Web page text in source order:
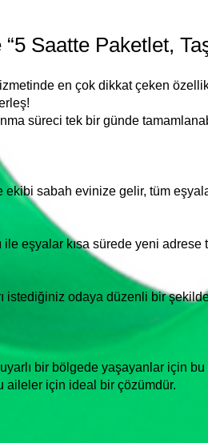
“5 Saatte Paketlet,
en çok dikkat çeken
süreci tek bir günde
sabah evinize gelir, tüm
ile eşyalar kısa sürede yeni adrese
istediğiniz odaya düzenli bir
bir bölgede yaşayanlar için
aileler için ideal bir çözümdür.